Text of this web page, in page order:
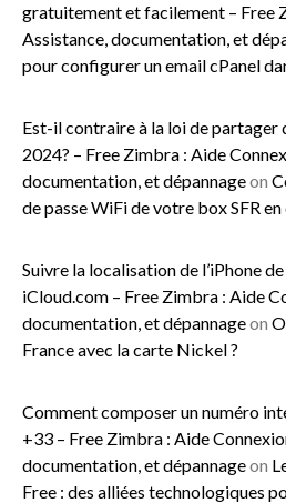
gratuitement et facilement – Free
Assistance, documentation, et
pour configurer un email cPanel
Est-il contraire à la loi de
2024? – Free Zimbra : Aide
documentation, et dépannageon
de passe WiFi de votre box SFR
Suivre la localisation de l’iPhone
iCloud.com – Free Zimbra : Aide
documentation, et dépannageon
France avec la carte Nickel ?
Comment composer un numéro
+33 – Free Zimbra : Aide
documentation, et dépannageon
Free : des alliées technologiques